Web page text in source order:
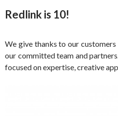
Redlink is 10!
We give thanks to our
our committed team and
focused on expertise, creative